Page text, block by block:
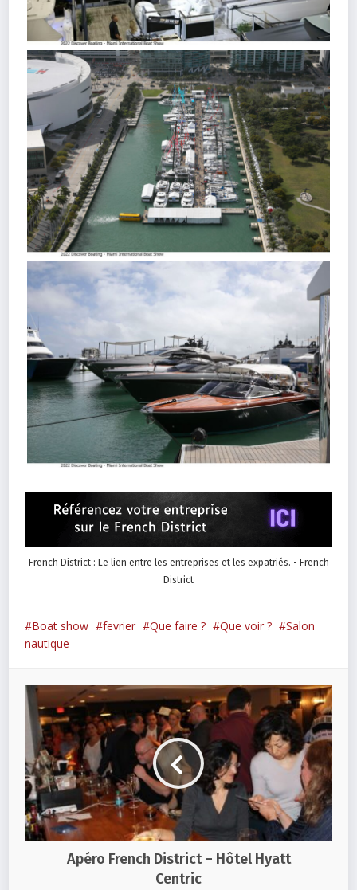
French District : Le lien entre les entreprises et les expatriés. - French
District
Boat show fevrier Que faire ? Que voir ?
Salon
nautique
Apéro French District – Hôtel Hyatt
Centric